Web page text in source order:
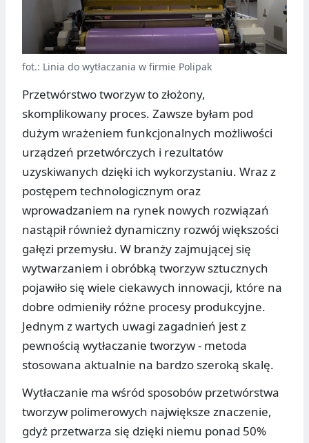
fot.: Linia do wytłaczania w firmie Polipak
Przetwórstwo tworzyw to złożony,
skomplikowany proces. Zawsze byłam pod
dużym wrażeniem funkcjonalnych możliwości
urządzeń przetwórczych i rezultatów
uzyskiwanych dzięki ich wykorzystaniu. Wraz z
postępem technologicznym oraz
wprowadzaniem na rynek nowych rozwiązań
nastąpił również dynamiczny rozwój większości
gałęzi przemysłu. W branży zajmującej się
wytwarzaniem i obróbką tworzyw sztucznych
pojawiło się wiele ciekawych innowacji, które na
dobre odmieniły różne procesy produkcyjne.
Jednym z wartych uwagi zagadnień jest z
pewnością wytłaczanie tworzyw - metoda
stosowana aktualnie na bardzo szeroką skalę.
Wytłaczanie ma wśród sposobów przetwórstwa
tworzyw polimerowych największe znaczenie,
gdyż przetwarza się dzięki niemu ponad 50%